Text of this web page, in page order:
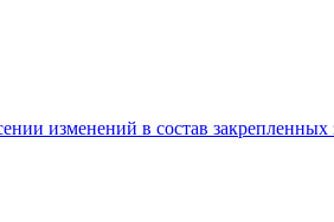
изменений в состав